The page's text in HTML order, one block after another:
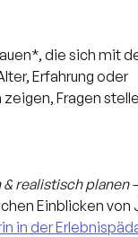
die sich mit
Erfahrung oder
Fragen
realistisch planen
Einblicken von
in der